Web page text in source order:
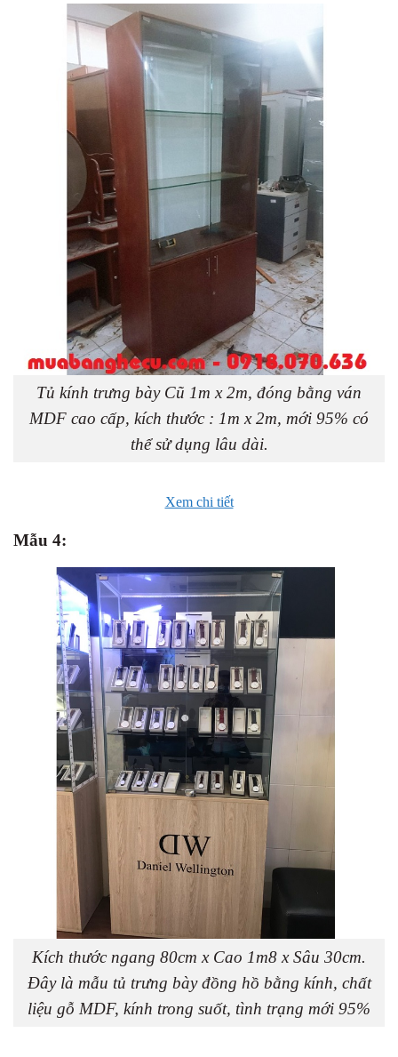
Tủ kính trưng bày Cũ 1m x 2m, đóng bằng ván
MDF cao cấp, kích thước : 1m x 2m, mới 95% có
thể sử dụng lâu dài.
Xem chi tiết
Mẫu 4:
Kích thước ngang 80cm x Cao 1m8 x Sâu 30cm.
Đây là mẫu tủ trưng bày đồng hồ bằng kính, chất
liệu gỗ MDF, kính trong suốt, tình trạng mới 95%